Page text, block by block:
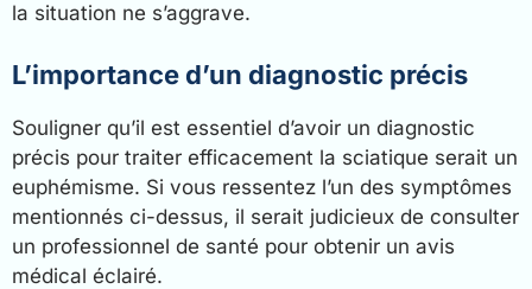
la situation ne s’aggrave.
L’importance d’un diagnostic précis
Souligner qu’il est essentiel d’avoir un diagnostic
précis pour traiter efficacement la sciatique serait un
euphémisme. Si vous ressentez l’un des symptômes
mentionnés ci-dessus, il serait judicieux de consulter
un professionnel de santé pour obtenir un avis
médical éclairé.